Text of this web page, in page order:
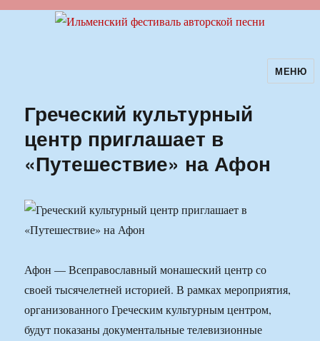
Ильменский фестиваль авторскойМЕНЮ
Греческий культурный
центр приглашает в
«Путешествие» на Афон
Афон — Всеправославный монашеский центр со
своей тысячелетней историей. В рамках мероприятия,
организованного Греческим культурным центром,
будут показаны документальные телевизионные